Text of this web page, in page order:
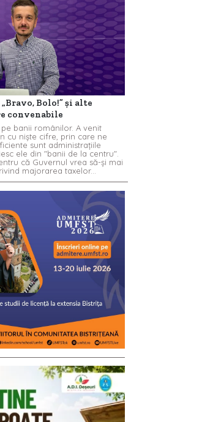
Bolo!” și alte
convenabile
banii românilor. A venit
cu niște cifre, prin care ne
sunt administrațiile
ele din "banii de la centru".
că Guvernul vrea să-și mai
majorarea taxelor...